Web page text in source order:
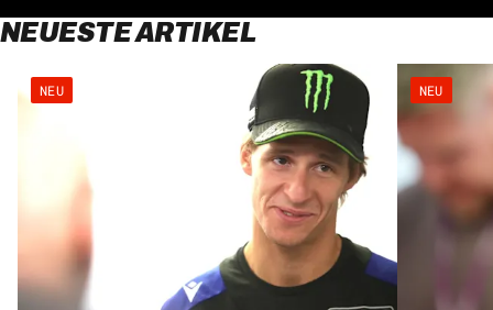
NEUESTE ARTIKEL
NEU NEU